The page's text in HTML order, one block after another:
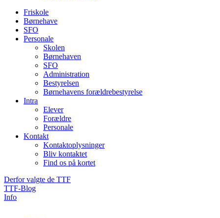
Friskole
Børnehave
SFO
Personale
Skolen
Børnehaven
SFO
Administration
Bestyrelsen
Børnehavens forældrebestyrelse
Intra
Elever
Forældre
Personale
Kontakt
Kontaktoplysninger
Bliv kontaktet
Find os på kortet
Derfor valgte de TTF
TTF-Blog
Info